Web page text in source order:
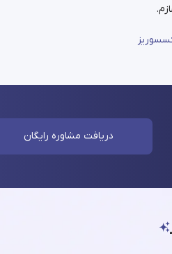
دریافت مشاوره رایگان